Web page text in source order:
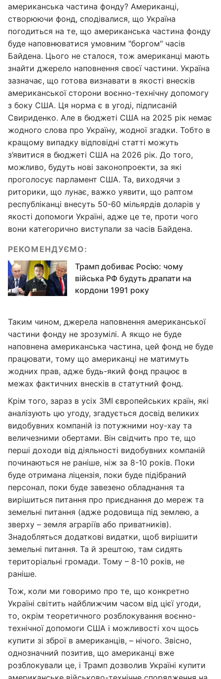
американська частина фонду? Американці,
створюючи фонд, сподівалися, що Україна
погодиться на те, що американська частина фонду
буде наповнюватися умовним "боргом" часів
Байдена. Цього не сталося, тож американці мають
знайти джерело наповнення своєї частини. Україна
зазначає, що готова визнавати в якості внесків
американської сторони воєнно-технічну допомогу
з боку США. Ця норма є в угоді, підписаній
Свириденко. Але в бюджеті США на 2025 рік немає
жодного слова про Україну, жодної згадки. Тобто в
кращому випадку відповідні статті можуть
з’явитися в бюджеті США на 2026 рік. До того,
можливо, будуть нові законопроекти, за які
проголосує парламент США. Та, виходячи з
риторики, що лунає, важко уявити, що раптом
республіканці внесуть 50-60 мільярдів доларів у
якості допомоги Україні, адже це те, проти чого
вони категорично виступали за часів Байдена.
РЕКОМЕНДУЄМО:
Трамп добиває Росію: чому
війська РФ будуть драпати на
кордони 1991 року
Таким чином, джерела наповнення американської
частини фонду не зрозумілі. А якщо не буде
наповнена американська частина, цей фонд не буде
працювати, тому що американці не матимуть
жодних прав, адже будь-який фонд працює в
межах фактичних внесків в статутний фонд.
Крім того, зараз в усіх ЗМІ європейських країн, які
аналізують цю угоду, згадується досвід великих
видобувних компаній із потужними ноу-хау та
величезними обертами. Він свідчить про те, що
перші доходи від діяльності видобувних компаній
починаються не раніше, ніж за 8-10 років. Поки
буде отримана ліцензія, поки буде підібраний
персонал, поки буде завезено обладнання та
вирішиться питання про приєднання до мереж та
земельні питання (адже родовища під землею, а
зверху – земля аграріїв або приватників).
Знадобляться додаткові видатки, щоб вирішити
земельні питання. Та й зрештою, там сидять
територіальні громади. Тому – 8-10 років, не
раніше.
Тож, коли ми говоримо про те, що конкретно
Україні світить найближчим часом від цієї угоди,
то, окрім теоретичного розблокування воєнно-
технічної допомоги США і можливості хоч щось
купити зі зброї в американців, – нічого. Звісно,
однозначний позитив, що американці вже
розблокували це, і Трамп дозволив Україні купити